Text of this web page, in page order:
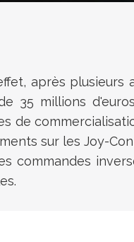
après
35 millions
de
sur les Joy-
commandes